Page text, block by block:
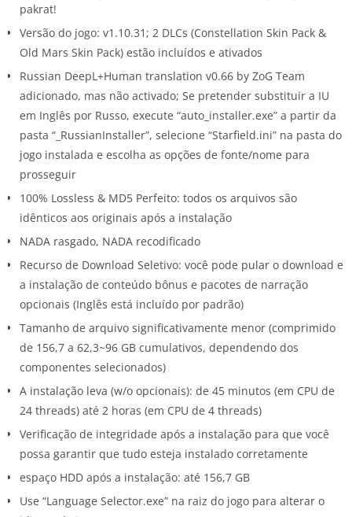
pakrat!
Versão do jogo: v1.10.31; 2 DLCs (Constellation Skin Pack &
Old Mars Skin Pack) estão incluídos e ativados
Russian DeepL+Human translation v0.66 by ZoG Team
adicionado, mas não activado; Se pretender substituir a IU
em Inglês por Russo, execute “auto_installer.exe” a partir da
pasta “_RussianInstaller”, selecione “Starfield.ini” na pasta do
jogo instalada e escolha as opções de fonte/nome para
prosseguir
100% Lossless & MD5 Perfeito: todos os arquivos são
idênticos aos originais após a instalação
NADA rasgado, NADA recodificado
Recurso de Download Seletivo: você pode pular o download e
a instalação de conteúdo bônus e pacotes de narração
opcionais (Inglês está incluído por padrão)
Tamanho de arquivo significativamente menor (comprimido
de 156,7 a 62,3~96 GB cumulativos, dependendo dos
componentes selecionados)
A instalação leva (w/o opcionais): de 45 minutos (em CPU de
24 threads) até 2 horas (em CPU de 4 threads)
Verificação de integridade após a instalação para que você
possa garantir que tudo esteja instalado corretamente
espaço HDD após a instalação: até 156,7 GB
Use “Language Selector.exe” na raiz do jogo para alterar o